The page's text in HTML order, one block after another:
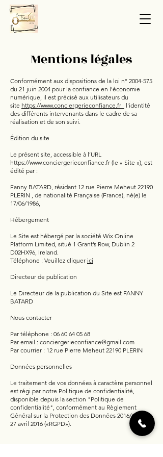
Mentions légales
Conformément aux dispositions de la loi n° 2004-575
du 21 juin 2004 pour la confiance en l'économie
numérique, il est précisé aux utilisateurs du
site https://www.conciergerieconfiance.fr
l'identité
des différents intervenants dans le cadre de sa
réalisation et de son suivi.
Édition du site
Le présent site, accessible à l’URL
https://www.conciergerieconfiance.fr (le « Site »), est
édité par :
Fanny BATARD, résidant 12 rue Pierre Meheut 22190
PLERIN , de nationalité Française (France), né(e) le
17/06/1986,
Hébergement
Le Site est hébergé par la société Wix Online
Platform Limited, situé 1 Grant’s Row, Dublin 2
D02HX96, Ireland.
Téléphone : Veuillez cliquer ici
Directeur de publication
Le Directeur de la publication du Site est FANNY
BATARD
Nous contacter
Par téléphone : 06 60 64 05 68
Par email : conciergerieconfiance@gmail.com
Par courrier : 12 rue Pierre Meheut 22190 PLERIN
Données personnelles
Le traitement de vos données à caractère personnel
est régi par notre Politique de confidentialité,
disponible depuis la section "Politique de
confidentialité", conformément au Règlement
Général sur la Protection des Données 2016/679 du
27 avril 2016 («RGPD»).